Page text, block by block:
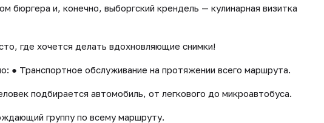
бюргера и, конечно, выборгский крендель — кулинарная визитка
где хочется делать вдохновляющие снимки!
● Транспортное обслуживание на протяжении всего маршрута.
подбирается автомобиль, от легкового до микроавтобуса.
группу по всему маршруту.